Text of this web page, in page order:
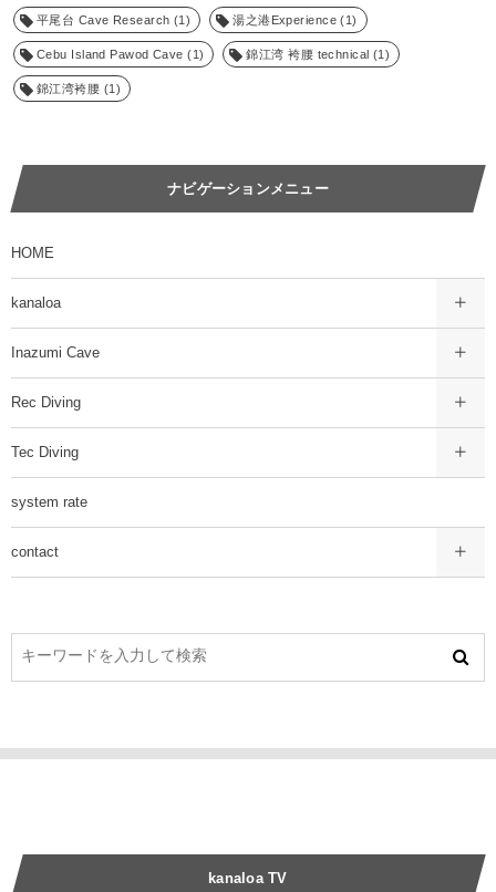
平尾台 Cave Research (1) 湯之港Experience(1)
Cebu Island Pawod Cave (1) 錦江湾 袴腰 technical (1)
錦江湾袴腰 (1)
ナビゲーションメニュー
HOME
kanaloa
Inazumi Cave
Rec Diving
Tec Diving
system rate
contact
kanaloa TV